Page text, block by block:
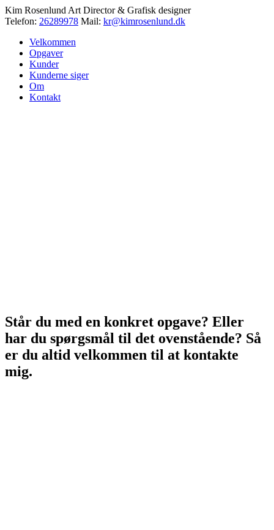
Kim Rosenlund Art Director & Grafisk designer
Telefon: 26289978 Mail: kr@kimrosenlund.dk
Velkommen
Opgaver
Kunder
Kunderne siger
Om
Kontakt
Står du med en konkret opgave? Eller
har du spørgsmål til det ovenstående? Så
er du altid velkommen til at kontakte
mig.